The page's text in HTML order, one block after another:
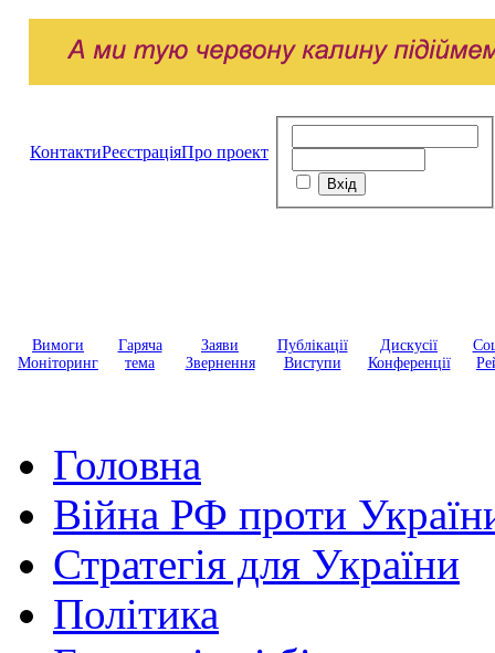
КонтактиРеєстраціяПро проект
Вимоги
Моніторинг
Гаряча
тема
Заяви
Звернення
Публікації
Виступи
Дискусії
Конференції
Головна
Війна РФ проти
Стратегія для України
Політика